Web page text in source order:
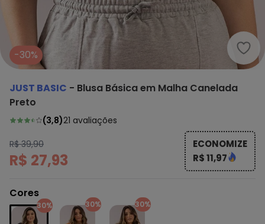
Just
-30%
JUST BASIC - Blusa Básica em Malha Canelada
Preto
(3,8)21 avaliações
R$ 39,90
R$ 27,93
ECONOMIZE
R$ 11,97
Cores
30% 30% 30%